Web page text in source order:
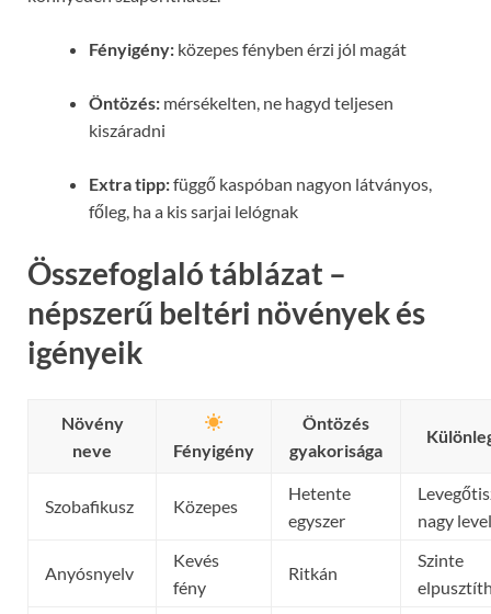
Fényigény: közepes fényben érzi jól magát
Öntözés: mérsékelten, ne hagyd teljesen
kiszáradni
Extra tipp:függő kaspóban nagyon látványos,
főleg, ha a kis sarjai lelógnak
Összefoglaló táblázat –
népszerű beltéri növények és
igényeik
Növény
neve
Fényigény
Öntözés
gyakorisága
Szobafikusz Közepes
Hetente
egyszer
nagy
Anyósnyelv
Kevés
fény
Ritkán
Szinte